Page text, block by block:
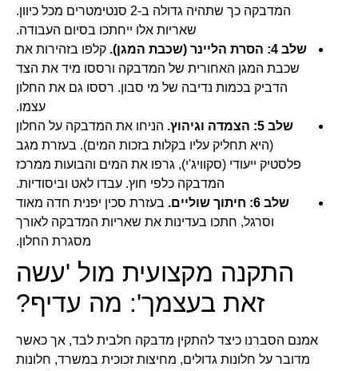
המדבקה כך שתהיה גדולה ב-2 סנטימטרים מכל כיוון.
שאריות אלו ייחתכו בסיום העבודה.
שלב 4: הסרת הליינר (שכבת המגן).
קלפו בזהירות את
שכבת המגן האחורית של המדבקה ורססו מיד את הצד
הדביק בכמות נדיבה של מי סבון. רססו גם את החלון
עצמו.
שלב 5: הצמדה וגיהוץ.
הניחו את המדבקה על החלון
(היא תחליק עליו בקלות בזכות המים). בעזרת מגב
פלסטיק ייעודי (סקוויג'י), גרפו את המים והבועות ממרכז
המדבקה כלפי חוץ. עבדו לאט וביסודיות.
שלב 6: חיתוך שוליים.
בעזרת סכין יפנית חדה מאוד
וסרגל, חתכו בעדינות את שאריות המדבקה לאורך
מסגרת החלון.
התקנה מקצועית מול 'עשה
זאת בעצמך': מה עדיף?
אמנם הסברנו כיצד להתקין מדבקה חלבית לבד, אך כאשר
מדובר על חלונות גדולים, מחיצות זכוכית במשרד, חלונות